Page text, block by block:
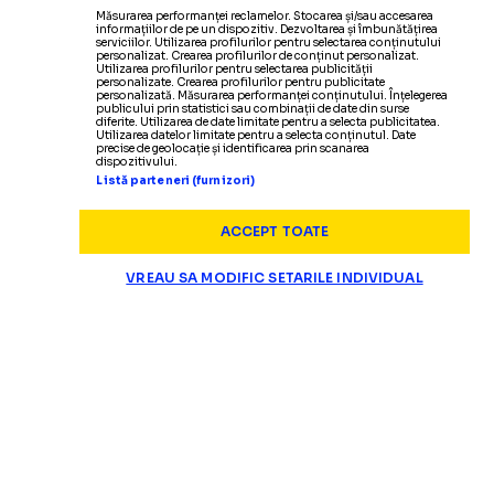
SUPERLIGA
CE SE ÎNTÂMPLĂ CU NOUL TRANSFER Fetai nu e în lotul
Măsurarea performanței reclamelor. Stocarea și/sau accesarea
informațiilor de pe un dispozitiv. Dezvoltarea și îmbunătățirea
serviciilor. Utilizarea profilurilor pentru selectarea conținutului
personalizat. Crearea profilurilor de conținut personalizat.
Utilizarea profilurilor pentru selectarea publicității
personalizate. Crearea profilurilor pentru publicitate
personalizată. Măsurarea performanței conținutului. Înțelegerea
publicului prin statistici sau combinații de date din surse
diferite. Utilizarea de date limitate pentru a selecta publicitatea.
Utilizarea datelor limitate pentru a selecta conținutul. Date
precise de geolocație și identificarea prin scanarea
dispozitivului.
Listă parteneri (furnizori)
ACCEPT TOATE
VREAU SA MODIFIC SETARILE INDIVIDUAL